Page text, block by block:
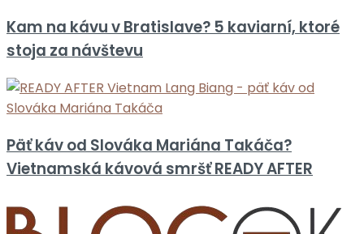
Kam na kávu v Bratislave? 5 kaviarní, ktoré
stoja za návštevu
Päť káv od Slováka Mariána Takáča?
Vietnamská kávová smršť READY AFTER